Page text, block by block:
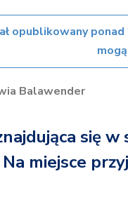
opublikowany
Balawender
się
Na miejsce